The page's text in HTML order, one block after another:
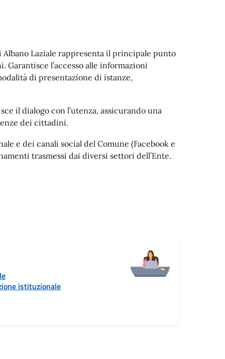
Albano Laziale rappresenta il principale punto
l’accesso alle informazioni
di presentazione di istanze,
il dialogo con l’utenza, assicurando una
dei cittadini.
e dei canali social del Comune (Facebook e
trasmessi dai diversi settori dell’Ente.
istituzionale